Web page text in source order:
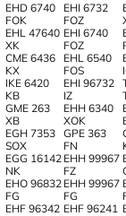
EHD 6740
FOK
EHI 6732
FOZ
EHL 47640
XK
EHI 6740
FOZ
CME 6436
KX
EHL 6540
FOS
IKE 6420
KB
EHI 96732
IZ
GME 263
XB
EHH 6340
XOK
EGH 7353
SOX
GPE 363
FN
EGG 16142
NK
EHH 99967
FZ
EHO 96832
FG
EHH 99967
FG
EHF 96342 EHF 96241